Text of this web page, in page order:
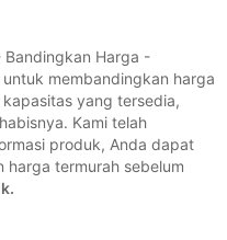
Bandingkan Harga -
membandingkan harga
yang tersedia,
Kami telah
produk, Anda dapat
harga termurah sebelum